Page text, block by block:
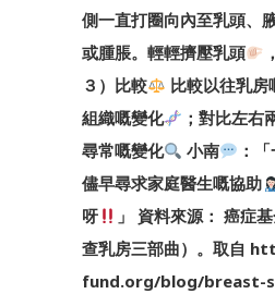
側一直打圈向內至乳頭、
或腫脹。輕輕擠壓乳頭
３）比較
比較以往乳房
組織嘅變化
；對比左右
尋常嘅變化
小南
：
儘早尋求家庭醫生嘅協助
呀
」 資料來源： 癌症
查乳房三部曲）。取自
fund.org/blog/breast-